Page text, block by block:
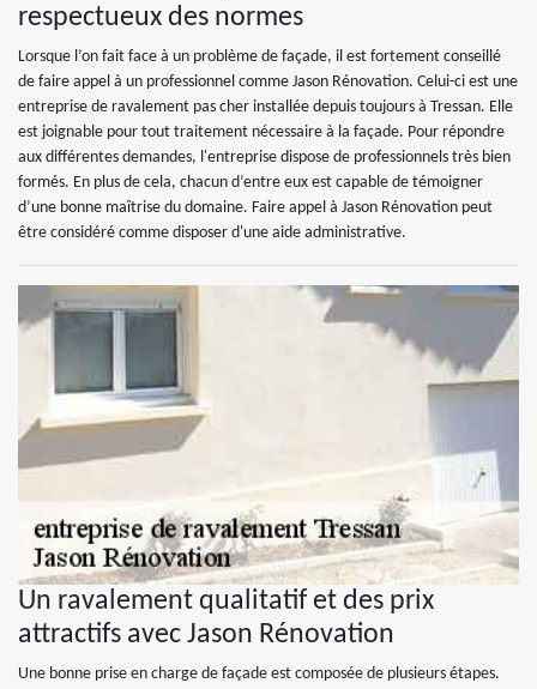
respectueux des normes
Lorsque l’on fait face à un problème de façade, il est fortement conseillé
de faire appel à un professionnel comme Jason Rénovation. Celui-ci est une
entreprise de ravalement pas cher installée depuis toujours à Tressan. Elle
est joignable pour tout traitement nécessaire à la façade. Pour répondre
aux différentes demandes, l'entreprise dispose de professionnels très bien
formés. En plus de cela, chacun d’entre eux est capable de témoigner
d’une bonne maîtrise du domaine. Faire appel à Jason Rénovation peut
être considéré comme disposer d'une aide administrative.
Un ravalement qualitatif et des prix
attractifs avec Jason Rénovation
Une bonne prise en charge de façade est composée de plusieurs étapes.